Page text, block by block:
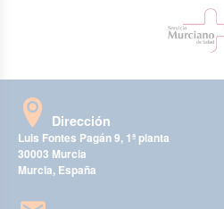
Dirección
Luis Fontes Pagán 9, 1ª planta
30003 Murcia
Murcia, España